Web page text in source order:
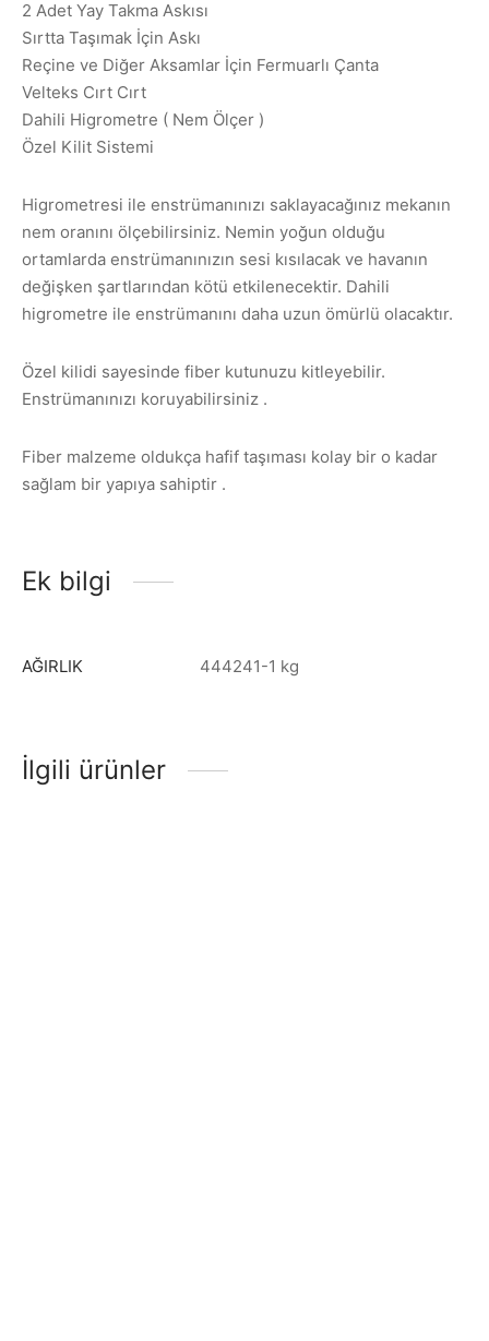
2 Adet Yay Takma Askısı
Sırtta Taşımak İçin Askı
Reçine ve Diğer Aksamlar İçin Fermuarlı Çanta
Velteks Cırt Cırt
Dahili Higrometre ( Nem Ölçer )
Özel Kilit Sistemi
Higrometresi ile enstrümanınızı saklayacağınız mekanın
nem oranını ölçebilirsiniz. Nemin yoğun olduğu
ortamlarda enstrümanınızın sesi kısılacak ve havanın
değişken şartlarından kötü etkilenecektir. Dahili
higrometre ile enstrümanını daha uzun ömürlü olacaktır.
Özel kilidi sayesinde fiber kutunuzu kitleyebilir.
Enstrümanınızı koruyabilirsiniz .
Fiber malzeme oldukça hafif taşıması kolay bir o kadar
sağlam bir yapıya sahiptir .
Ek bilgi
AĞIRLIK 444241-1 kg
İlgili ürünler